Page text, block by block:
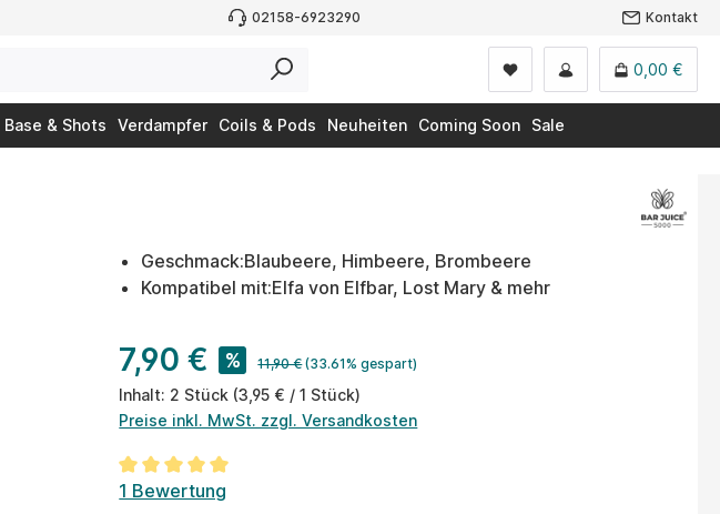
02158-6923290 Kontakt
0,00 €
Base & Shots Verdampfer Coils & Pods Neuheiten Coming Soon
Sale
Geschmack:Blaubeere, Himbeere, Brombeere
Kompatibel mit:Elfa von Elfbar, Lost Mary & mehr
7,90 € % 11,90 € (33.61% gespart)
Inhalt: 2 Stück (3,95 € / 1 Stück)
Preise inkl. MwSt. zzgl. Versandkosten
Durchschnittliche Bewertung von 5 von 5 Sternen
1 Bewertung